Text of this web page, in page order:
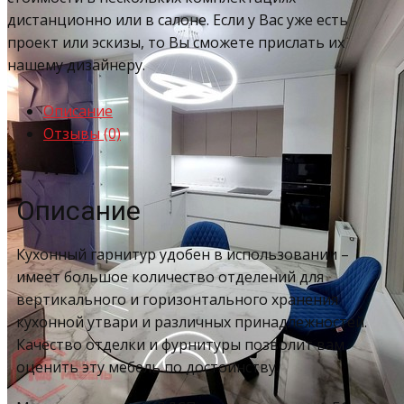
дистанционно или в салоне. Если у Вас уже есть
проект или эскизы, то Вы сможете прислать их
нашему дизайнеру.
Описание
Отзывы (0)
Описание
Кухонный гарнитур удобен в использовании –
имеет большое количество отделений для
вертикального и горизонтального хранения
кухонной утвари и различных принадлежностей.
Качество отделки и фурнитуры позволит вам
оценить эту мебель по достоинству.